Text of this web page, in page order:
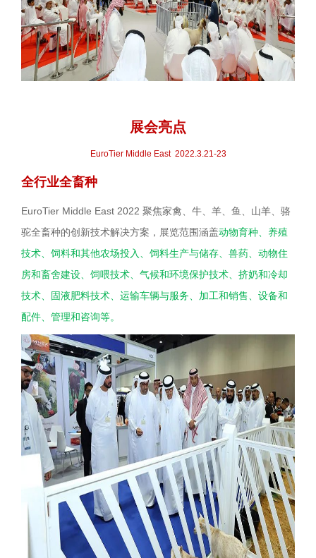
展会亮点
EuroTier Middle East 2022.3.21-23
全行业全畜种
EuroTier Middle East 2022 聚焦家禽、牛、羊、鱼、山羊、骆
驼全畜种的创新技术解决方案，展览范围涵盖动物育种、养殖
技术、饲料和其他农场投入、饲料生产与储存、兽药、动物住
房和畜舍建设、饲喂技术、气候和环境保护技术、挤奶和冷却
技术、固液肥料技术、运输车辆与服务、加工和销售、设备和
配件、管理和咨询等。